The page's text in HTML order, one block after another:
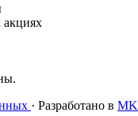
акциях
· Разработано в